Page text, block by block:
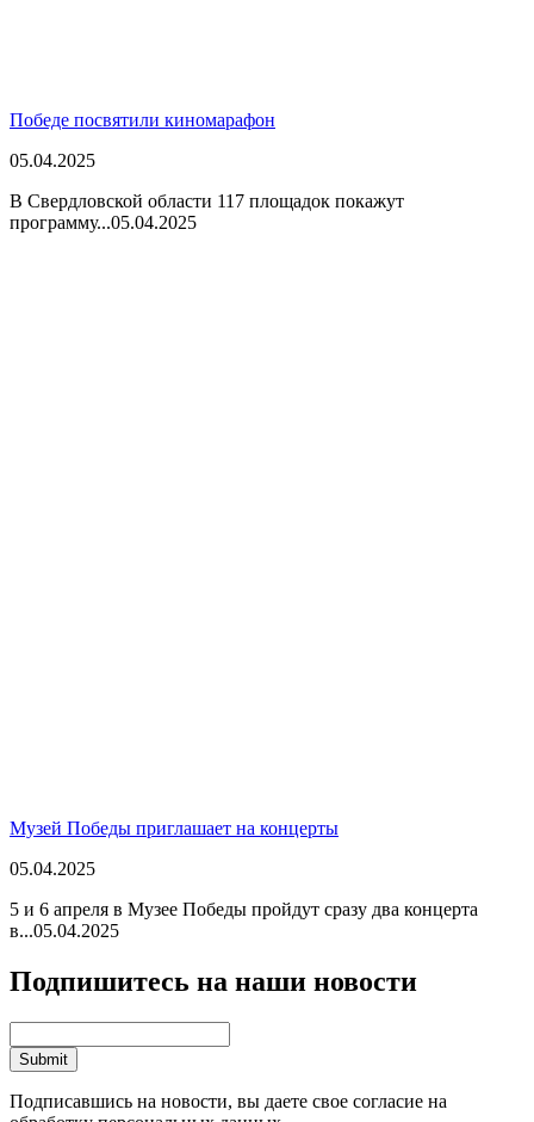
Победе посвятили киномарафон
05.04.2025
В Свердловской области 117 площадок покажут
программу...05.04.2025
Музей Победы приглашает на концерты
05.04.2025
5 и 6 апреля в Музее Победы пройдут сразу два концерта
в...05.04.2025
Подпишитесь на наши новости
Подписавшись на новости, вы даете свое согласие на